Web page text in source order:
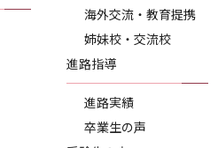
海外交流・教育提携
姉妹校・交流校
進路指導
進路実績
卒業生の声